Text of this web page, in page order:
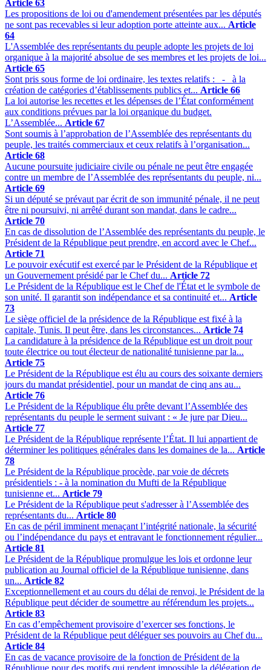
Article 63
Les propositions de loi ou d'amendement présentées par les députés
ne sont pas recevables si leur adoption porte atteinte aux... Article
64
L'Assemblée des représentants du peuple adopte les projets de loi
organique à la majorité absolue de ses membres et les projets de loi...
Article 65
Sont pris sous forme de loi ordinaire, les textes relatifs : - à la
création de catégories d’établissements publics et... Article 66
La loi autorise les recettes et les dépenses de l’État conformément
aux conditions prévues par la loi organique du budget.
L’Assemblée... Article 67
Sont soumis à l’approbation de l’Assemblée des représentants du
peuple, les traités commerciaux et ceux relatifs à l’organisation...
Article 68
Aucune poursuite judiciaire civile ou pénale ne peut être engagée
contre un membre de l’Assemblée des représentants du peuple, ni...
Article 69
Si un député se prévaut par écrit de son immunité pénale, il ne peut
être ni poursuivi, ni arrêté durant son mandat, dans le cadre...
Article 70
En cas de dissolution de l’Assemblée des représentants du peuple, le
Président de la République peut prendre, en accord avec le Chef...
Article 71
Le pouvoir exécutif est exercé par le Président de la République et
un Gouvernement présidé par le Chef du... Article 72
Le Président de la République est le Chef de l'État et le symbole de
son unité. Il garantit son indépendance et sa continuité et... Article
73
Le siège officiel de la présidence de la République est fixé à la
capitale, Tunis. Il peut être, dans les circonstances... Article 74
La candidature à la présidence de la République est un droit pour
toute électrice ou tout électeur de nationalité tunisienne par la...
Article 75
Le Président de la République est élu au cours des soixante derniers
jours du mandat présidentiel, pour un mandat de cinq ans au...
Article 76
Le Président de la République élu prête devant l’Assemblée des
représentants du peuple le serment suivant : « Je jure par Dieu...
Article 77
Le Président de la République représente l’État. Il lui appartient de
déterminer les politiques générales dans les domaines de la... Article
78
Le Président de la République procède, par voie de décrets
présidentiels : - à la nomination du Mufti de la République
tunisienne et... Article 79
Le Président de la République peut s'adresser à l’Assemblée des
représentants du... Article 80
En cas de péril imminent menaçant l’intégrité nationale, la sécurité
ou l’indépendance du pays et entravant le fonctionnement régulier...
Article 81
Le Président de la République promulgue les lois et ordonne leur
publication au Journal officiel de la République tunisienne, dans
un... Article 82
Exceptionnellement et au cours du délai de renvoi, le Président de la
République peut décider de soumettre au référendum les projets...
Article 83
En cas d’empêchement provisoire d’exercer ses fonctions, le
Président de la République peut déléguer ses pouvoirs au Chef du...
Article 84
En cas de vacance provisoire de la fonction de Président de la
République pour des motifs qui rendent impossible la délégation de